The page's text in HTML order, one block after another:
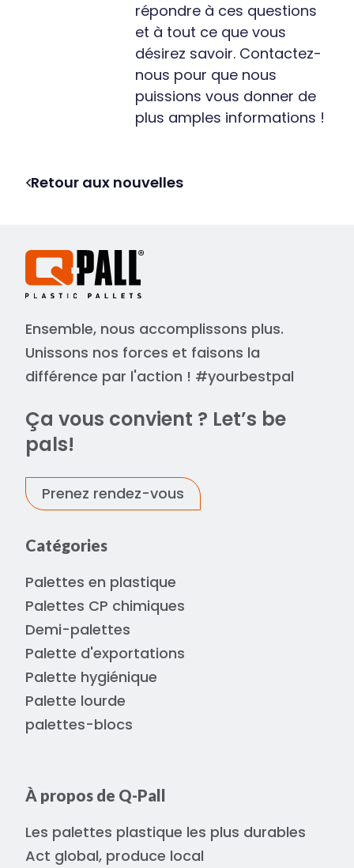
répondre à ces questions
et à tout ce que vous
désirez savoir. Contactez-
nous pour que nous
puissions vous donner de
plus amples informations !
Retour aux nouvelles
Ensemble, nous accomplissons plus.
Unissons nos forces et faisons la
différence par l'action ! #yourbestpal
Ça vous convient ? Let’s be
pals!
Prenez rendez-vous
Catégories
Palettes en plastique
Palettes CP chimiques
Demi-palettes
Palette d'exportations
Palette hygiénique
Palette lourde
palettes-blocs
À propos de Q-Pall
Les palettes plastique les plus durables
Act global, produce local